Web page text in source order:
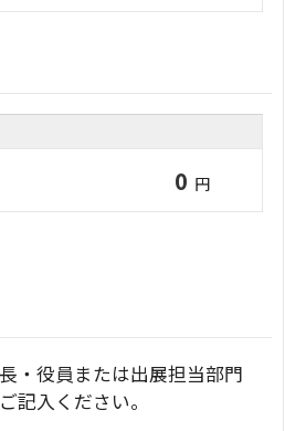
円
・役員または出展担当部門
記入ください。